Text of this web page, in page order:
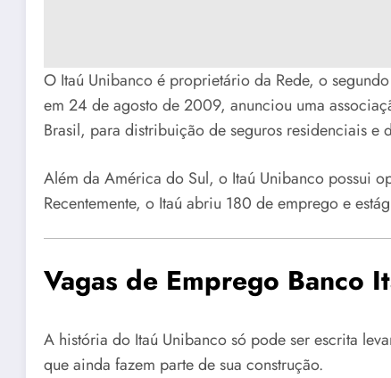
O Itaú Unibanco é proprietário da Rede, o
em 24 de agosto de 2009, anunciou uma
Brasil, para distribuição de seguros residenciais e
Além da América do Sul, o Itaú Unibanco possui
Recentemente, o Itaú abriu 180 de emprego e
Vagas de Emprego Banco
A história do Itaú Unibanco só pode ser escrita
que ainda fazem parte de sua construção.